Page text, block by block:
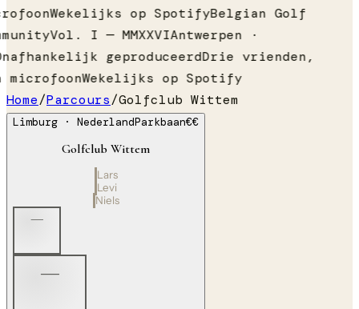
Wekelijks op SpotifyBelgian Golf
Vol. I — MMXXVIAntwerpen ·
geproduceerdDrie vrienden,
microfoonWekelijks op Spotify
Home/Parcours/Golfclub Wittem
Limburg · NederlandParkbaan€€
Golfclub Wittem
Lars
Levi
Niels
—
—